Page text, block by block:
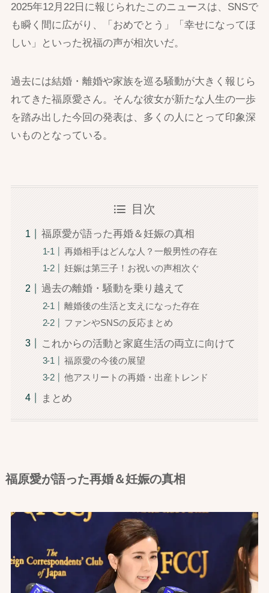
2025年12月22日に報じられたこのニュースは、SNSで
も瞬く間に広がり、「おめでとう」「幸せになってほ
しい」といった祝福の声が相次いだ。
過去には結婚・離婚や家族を巡る騒動が大きく報じら
れてきた福原愛さん。そんな彼女が新たな人生の一歩
を踏み出した今回の発表は、多くの人にとって印象深
いものとなっている。
目次
福原愛が語った再婚＆妊娠の真相
再婚相手はどんな人？一般男性の存在
妊娠は第三子！お祝いの声相次ぐ
過去の離婚・騒動を乗り越えて
離婚後の生活と支えになった存在
ファンやSNSの反応まとめ
これからの活動と家庭生活の両立に向けて
福原愛の今後の展望
他アスリートの再婚・出産トレンド
まとめ
福原愛が語った再婚＆妊娠の真相